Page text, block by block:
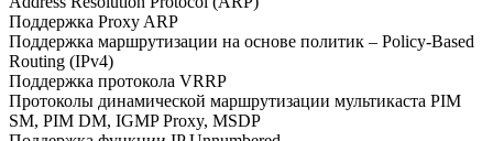
Поддержка Proxy ARP
Поддержка маршрутизации на основе политик – Policy-Based
Routing (IPv4)
Поддержка протокола VRRP
Протоколы динамической маршрутизации мультикаста PIM
SM, PIM DM, IGMP Proxy, MSDP